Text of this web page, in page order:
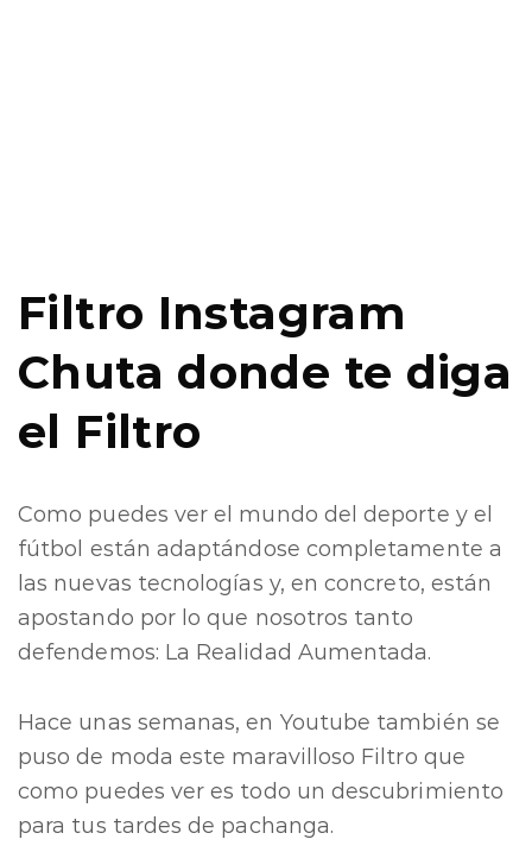
Filtro Instagram
Chuta donde te diga
el Filtro
Como puedes ver el mundo del deporte y el
fútbol están adaptándose completamente a
las nuevas tecnologías y, en concreto, están
apostando por lo que nosotros tanto
defendemos: La Realidad Aumentada.
Hace unas semanas, en Youtube también se
puso de moda este maravilloso Filtro que
como puedes ver es todo un descubrimiento
para tus tardes de pachanga.